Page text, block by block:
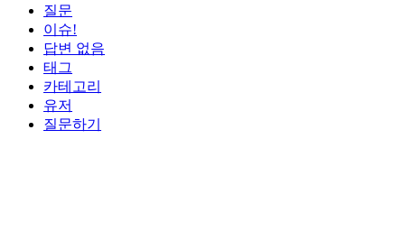
질문
이슈!
답변 없음
태그
카테고리
유저
질문하기